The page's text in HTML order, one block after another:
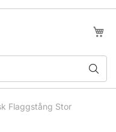
Min
Flaggstång Stor